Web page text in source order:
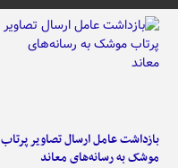
بازداشت عامل ارسال تصاویر پرتاب
موشک به رسانه‌های معاند